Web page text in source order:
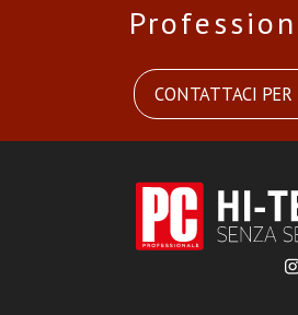
CONTATTACI PER